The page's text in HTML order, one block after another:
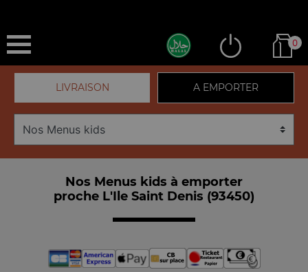
0
LIVRAISON A EMPORTER
Nos Menus kids à emporter
proche L'Ile Saint Denis (93450)